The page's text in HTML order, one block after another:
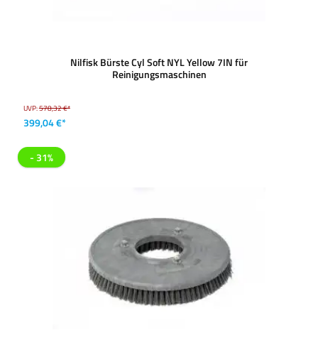
Nilfisk Bürste Cyl Soft NYL Yellow 7IN für
Reinigungsmaschinen
UVP:578,32 €*
399,04 €*
- 31%